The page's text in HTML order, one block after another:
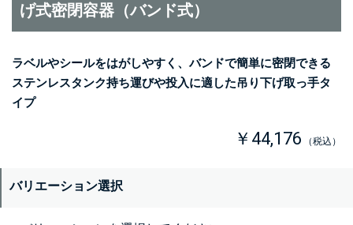
げ式密閉容器（バンド式）
ラベルやシールをはがしやすく、バンドで簡単に密閉できる
ステンレスタンク持ち運びや投入に適した吊り下げ取っ手タ
イプ
￥44,176 （税込）
バリエーション選択